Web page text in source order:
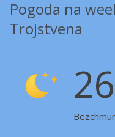
Pogoda na
Trojstvena